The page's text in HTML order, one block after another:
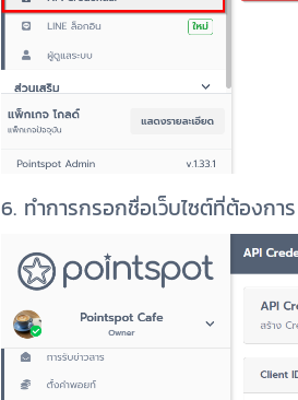
6. ทำการกรอกชื่อเว็บไซต์ที่ต้องก